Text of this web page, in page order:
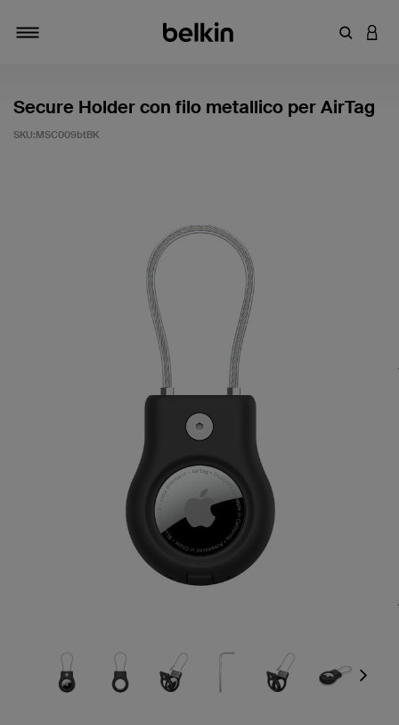
Inserisci
Secure Holder con filo metallico per AirTag
SKU:MSC009btBK
Next